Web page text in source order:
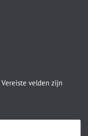
Vereiste velden zijn